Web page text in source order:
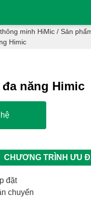
minh HiMic / Sản
Himic
năng Himic
CHƯƠNG TRÌNH ƯU
đặt
chuyển